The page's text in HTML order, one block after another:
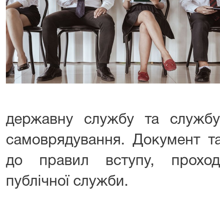
державну службу та
самоврядування. Документ
до правил вступу,
публічної служби.